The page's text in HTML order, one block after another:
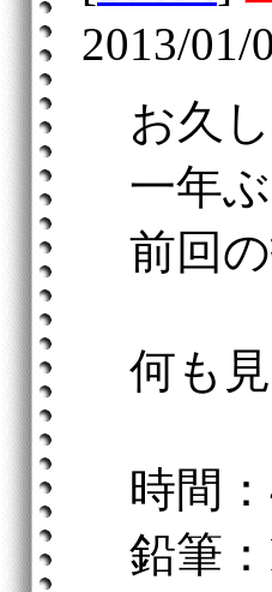
2013/01/
お久
一年
前回
何も
時間
鉛筆